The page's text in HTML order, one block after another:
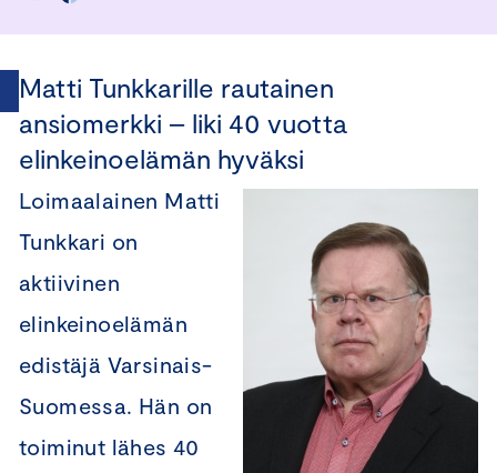
Matti Tunkkarille rautainen
ansiomerkki – liki 40 vuotta
elinkeinoelämän hyväksi
Loimaalainen Matti
Tunkkari on
aktiivinen
elinkeinoelämän
edistäjä Varsinais-
Suomessa. Hän on
toiminut lähes 40